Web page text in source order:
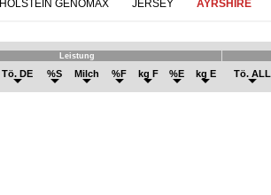
HOLSTEIN GENOMAX JERSEY AYRSHIRE
Leistung
Tö. DE %S Milch %F kg F %E kg E Tö. ALL